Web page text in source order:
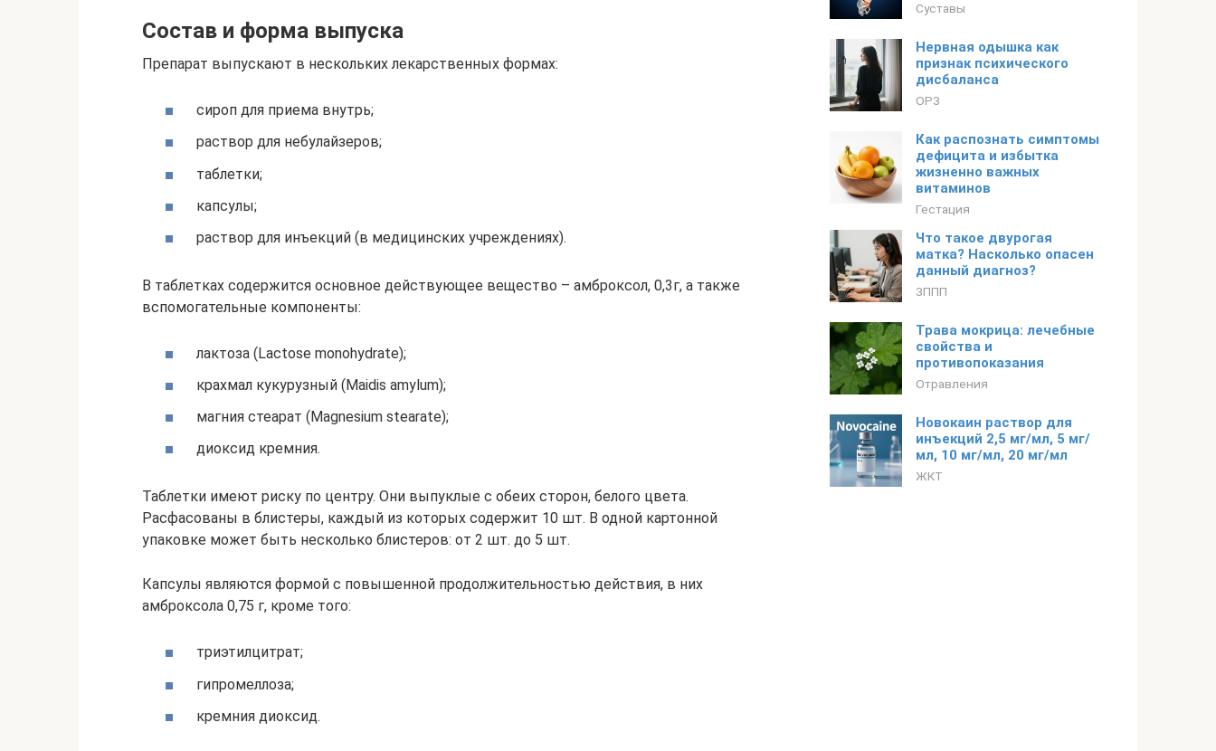
Состав и форма выпуска
Препарат выпускают в нескольких лекарственных формах:
сироп для приема внутрь;
раствор для небулайзеров;
таблетки;
капсулы;
раствор для инъекций (в медицинских учреждениях).
В таблетках содержится основное действующее вещество – амброксол, 0,3г, а также
вспомогательные компоненты:
лактоза (Lactose monohydrate);
крахмал кукурузный (Maidis amylum);
магния стеарат (Magnesium stearate);
диоксид кремния.
Таблетки имеют риску по центру. Они выпуклые с обеих сторон, белого цвета.
Расфасованы в блистеры, каждый из которых содержит 10 шт. В одной картонной
упаковке может быть несколько блистеров: от 2 шт. до 5 шт.
Капсулы являются формой с повышенной продолжительностью действия, в них
амброксола 0,75 г, кроме того:
триэтилцитрат;
гипромеллоза;
кремния диоксид.
Суставы
Нервная одышка как
признак психического
дисбаланса
ОРЗ
Как распознать симптомы
дефицита и избытка
жизненно важных
витаминов
Гестация
Что такое двурогая
матка? Насколько опасен
данный диагноз?
ЗППП
Трава мокрица: лечебные
свойства и
противопоказания
Отравления
Новокаин раствор для
инъекций 2,5 мг/мл, 5 мг/
мл, 10 мг/мл, 20 мг/мл
ЖКТ